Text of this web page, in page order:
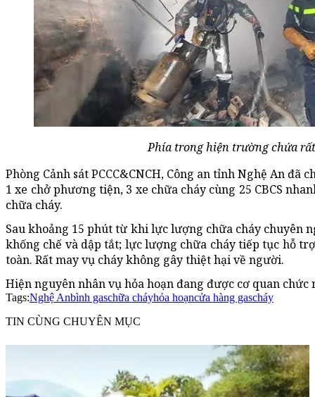
Phía trong hiện trường chứa
Phòng Cảnh sát PCCC&CNCH, Công an tỉnh Nghệ An đã
1 xe chở phương tiện, 3 xe chữa cháy cùng 25 CBCS
chữa cháy.
Sau khoảng 15 phút từ khi lực lượng chữa cháy chuyên
khống chế và dập tắt; lực lượng chữa cháy tiếp tục hỗ
toàn. Rất may vụ cháy không gây thiệt hại về người.
Hiện nguyên nhân vụ hỏa hoạn đang được cơ quan
Tags:Nghệ Anbình gaschữa cháyhỏa hoạncửa hàng gascháy
TIN CÙNG CHUYÊN MỤC